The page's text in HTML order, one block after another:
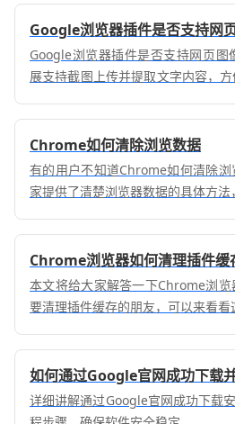
Google浏览器插件是否支持网
Google浏览器插件是否支持网页图
展支持截图上传并提取文字内容，
Chrome如何清除浏览数据
有的用户不知道Chrome如何清除
家提供了清楚浏览器数据的具体方法
Chrome浏览器如何清理插件缓
本文将给大家解答一下Chrome浏
要清理插件缓存的朋友，可以来看看
如何通过Google官网成功下载
详细讲解通过Google官网成功下载